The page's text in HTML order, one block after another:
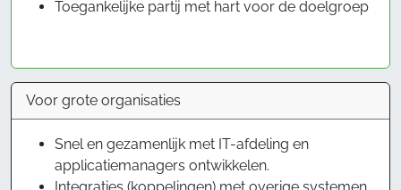
Toegankelijke partij met hart voor de doelgroep
Voor grote organisaties
Snel en gezamenlijk met IT-afdeling en
applicatiemanagers ontwikkelen.